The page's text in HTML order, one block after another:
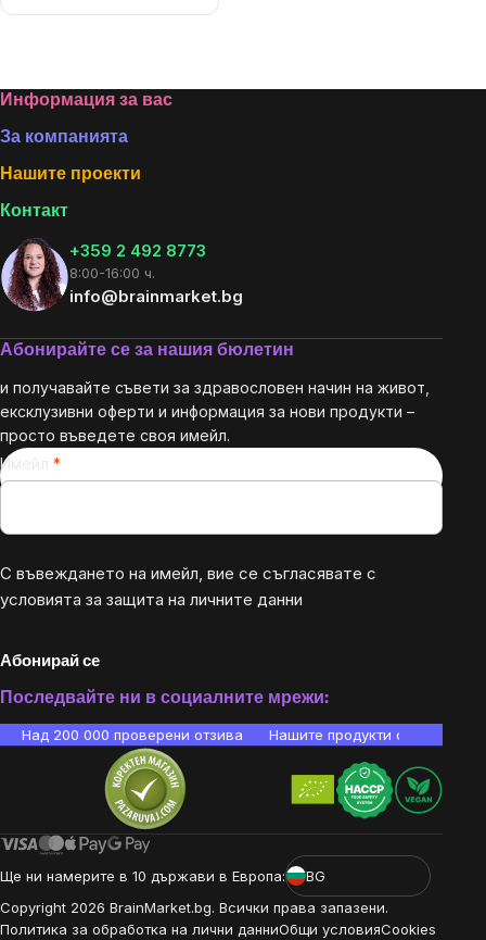
controls
Footer
Информация за вас
За компанията
Нашите проекти
Контакт
+359 2 492 8773
8:00-16:00 ч.
info@brainmarket.bg
Абонирайте се за нашия бюлетин
и получавайте съвети за здравословен начин на живот,
ексклузивни оферти и информация за нови продукти –
просто въведете своя имейл.
Имейл
С въвеждането на имейл, вие се съгласявате с
условията за защита на личните данни
Абонирай се
Последвайте ни в социалните мрежи:
Над 200 000 проверени отзива Нашите продукти са
Ще ни намерите в 10 държави в Европа:
BG
Copyright 2026 BrainMarket.bg. Всички права запазени.
Политика за обработка на лични данниОбщи условияCookies